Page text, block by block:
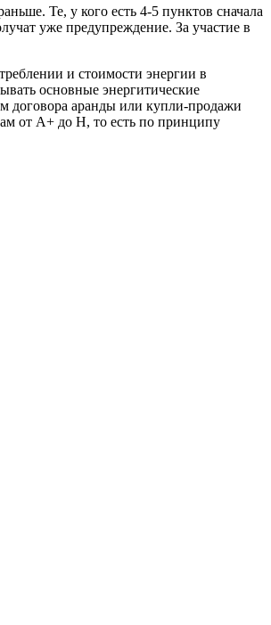
Те, у кого есть 4-5 пунктов сначала
уже предупреждение. За участие в
и стоимости энергии в
основные энергитические
договора аранды или купли-продажи
от А+ до Н, то есть по принципу